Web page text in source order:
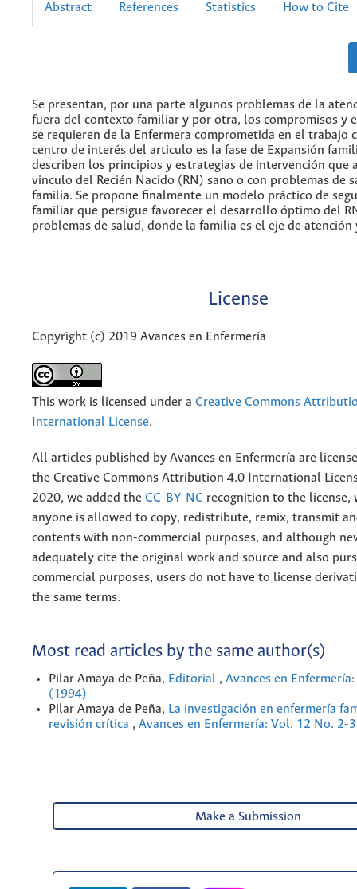
Abstract References Statistics How to Cite
Se presentan, por una parte algunos problemas de la
fuera del contexto familiar y por otra, los compromisos y
se requieren de la Enfermera comprometida en el trabajo
centro de interés del articulo es la fase de Expansión
describen los principios y estrategias de intervención que
vinculo del Recién Nacido (RN) sano o con problemas de
familia. Se propone finalmente un modelo práctico de
familiar que persigue favorecer el desarrollo óptimo del
problemas de salud, donde la familia es el eje de
License
Copyright (c) 2019 Avances en Enfermería
This work is licensed under a Creative Commons
International License.
All articles published by Avances en Enfermería are
the Creative Commons Attribution 4.0 International
2020, we added the CC-BY-NC recognition to the license,
anyone is allowed to copy, redistribute, remix, transmit
contents with non-commercial purposes, and although
adequately cite the original work and source and also
commercial purposes, users do not have to license
the same terms.
Most read articles by the same author(s)
Pilar Amaya de Peña, Editorial , Avances en
(1994)
Pilar Amaya de Peña, La investigación en enfermería
revisión crítica , Avances en Enfermería: Vol. 12 No. 2-
Make a Submission